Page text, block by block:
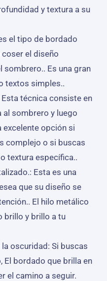
y textura a su
el tipo de bordado
el diseño
Es una gran
textos simples..
técnica consiste en
al sombrero y luego
excelente opción si
complejo o si buscas
textura específica..
Esta es una
que su diseño se
El hilo metálico
brillo y brillo a tu
oscuridad: Si buscas
El bordado que brilla en
el camino a seguir.